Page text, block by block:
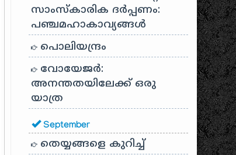
സാംസ്കാരിക ദർപ്പണം:
പഞ്ചമഹാകാവ്യങ്ങൾ
പൊലിയന്ദ്രം
വോയേജർ:
അനന്തതയിലേക്ക് ഒരു
യാത്ര
September
തെയ്യങ്ങളെ കുറിച്ച്